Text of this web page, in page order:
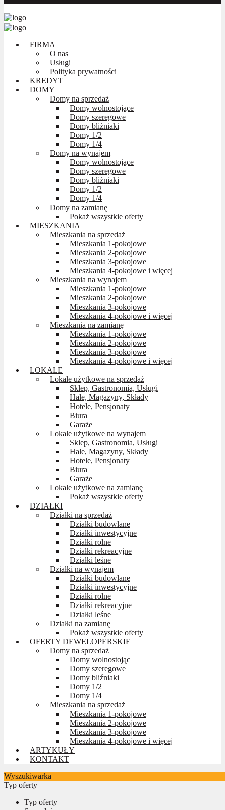
FIRMA
O nas
Usługi
Polityka prywatności
KREDYT
DOMY
Domy na sprzedaż
Domy wolnostojące
Domy szeregowe
Domy bliźniaki
Domy 1/2
Domy 1/4
Domy na wynajem
Domy wolnostojące
Domy szeregowe
Domy bliźniaki
Domy 1/2
Domy 1/4
Domy na zamianę
Pokaż wszystkie oferty
MIESZKANIA
Mieszkania na sprzedaż
Mieszkania 1-pokojowe
Mieszkania 2-pokojowe
Mieszkania 3-pokojowe
Mieszkania 4-pokojowe i więcej
Mieszkania na wynajem
Mieszkania 1-pokojowe
Mieszkania 2-pokojowe
Mieszkania 3-pokojowe
Mieszkania 4-pokojowe i więcej
Mieszkania na zamianę
Mieszkania 1-pokojowe
Mieszkania 2-pokojowe
Mieszkania 3-pokojowe
Mieszkania 4-pokojowe i więcej
LOKALE
Lokale użytkowe na sprzedaż
Sklep, Gastronomia, Usługi
Hale, Magazyny, Składy
Hotele, Pensjonaty
Biura
Garaże
Lokale użytkowe na wynajem
Sklep, Gastronomia, Usługi
Hale, Magazyny, Składy
Hotele, Pensjonaty
Biura
Garaże
Lokale użytkowe na zamianę
Pokaż wszystkie oferty
DZIAŁKI
Działki na sprzedaż
Działki budowlane
Działki inwestycyjne
Działki rolne
Działki rekreacyjne
Działki leśne
Działki na wynajem
Działki budowlane
Działki inwestycyjne
Działki rolne
Działki rekreacyjne
Działki leśne
Działki na zamianę
Pokaż wszystkie oferty
OFERTY DEWELOPERSKIE
Domy na sprzedaż
Domy wolnostojąc
Domy szeregowe
Domy bliźniaki
Domy 1/2
Domy 1/4
Mieszkania na sprzedaż
Mieszkania 1-pokojowe
Mieszkania 2-pokojowe
Mieszkania 3-pokojowe
Mieszkania 4-pokojowe i więcej
ARTYKUŁY
KONTAKT
Wyszukiwarka
Typ oferty
Typ oferty